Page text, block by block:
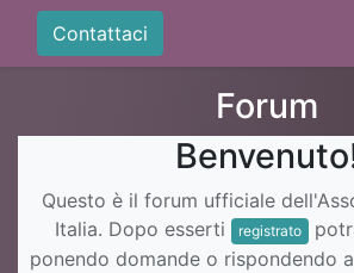
Contattaci
Forum
Questo è il forum ufficiale
Italia. Dopo esserti
registrato
ponendo domande o rispondendo